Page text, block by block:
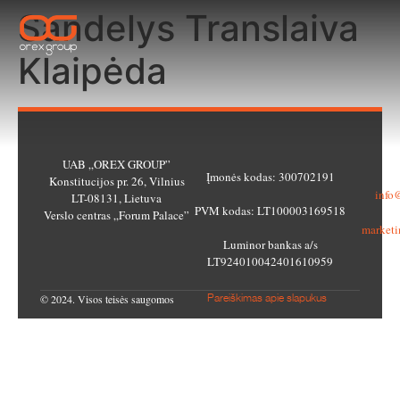
Sandelys Translaiva
Klaipėda
UAB „OREX GROUP”
Konstitucijos pr. 26, Vilnius
LT-08131, Lietuva
Verslo centras „Forum Palace”
Įmonės kodas: 300702191
PVM kodas: LT100003169518
Luminor bankas a/s
LT924010042401610959
© 2024. Visos teisės saugomos Pareiškimas apie slapukus